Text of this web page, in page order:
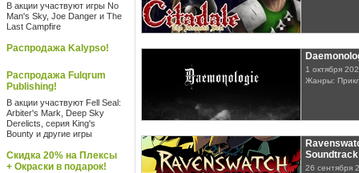
В акции участвуют игры No
Man's Sky, Joe Danger и The
Last Campfire
Распродажа Kalypso!
Распродажа Fulqrum
Publishing!
В акции участвуют Fell Seal:
Arbiter's Mark, Deep Sky
Derelicts, серия King's
Bounty и другие игры
Скидка 20% на Плексы
+ Окраски в подарок!
1 октября
Жанры:
Soundtrack
26 сентября